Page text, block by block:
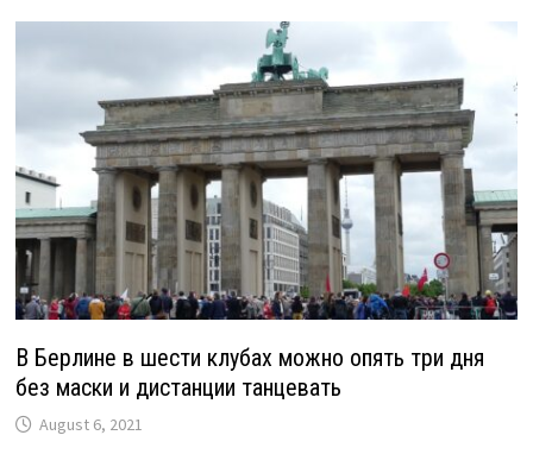
В Берлине в шести клубах можно опять три дня
без маски и дистанции танцевать
August 6, 2021